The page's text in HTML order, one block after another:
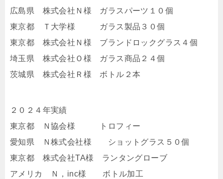
広島県 株式会社Ｎ様 ガラスパーツ１０個
東京都 Ｔ大学様 ガラス製品３０個
東京都 株式会社Ｎ様 ブランドロックグラス４個
埼玉県 株式会社Ｏ様 ガラス商品２４個
茨城県 株式会社Ｒ様 ボトル２本
２０２４年実績
東京都 Ｎ協会様 トロフィー
愛知県 Ｎ株式会社様 ショットグラス５０個
東京都 株式会社TA様 ランタングローブ
アメリカ Ｎ，inc様 ボトル加工